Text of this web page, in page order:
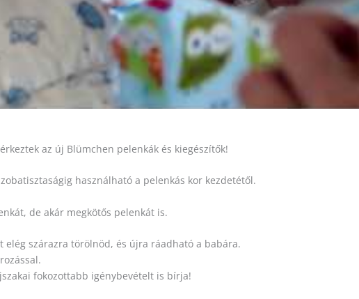
az új Blümchen pelenkák és kiegészítők!
használható a pelenkás kor kezdetétől.
de akár megkötős pelenkát is.
elég szárazra törölnöd, és újra ráadható a babára.
fokozottabb igénybevételt is bírja!